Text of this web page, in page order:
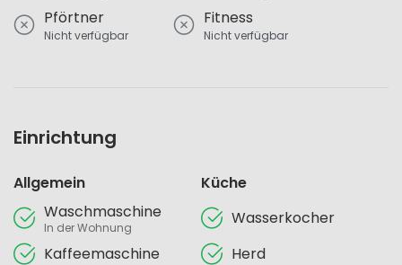
Pförtner
Nicht verfügbar
Fitness
Nicht verfügbar
Einrichtung
Allgemein
Waschmaschine
In der Wohnung
Kaffeemaschine
Küche
Wasserkocher
Herd